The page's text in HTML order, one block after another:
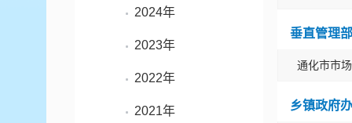
2024年
2023年
2022年
2021年
垂直管理
通化市市
乡镇政府